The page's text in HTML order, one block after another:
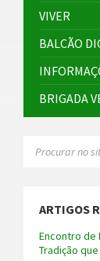
VIVER
BALCÃO
BRIGADA
ARTIGOS
Encontro de
Tradição